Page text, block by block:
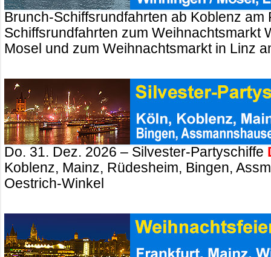
Brunch-Schiffsrundfahrten ab Koblenz am
Schiffsrundfahrten zum Weihnachtsmarkt
Mosel und zum Weihnachtsmarkt in Linz
Do. 31. Dez. 2026 – Silvester-Partyschiffe
Koblenz, Mainz, Rüdesheim, Bingen,
Oestrich-Winkel